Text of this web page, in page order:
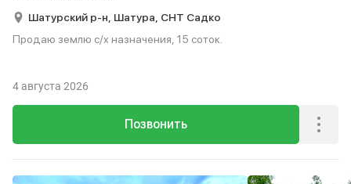
Шатурский р-н, Шатура, СНТ Садко
Продаю землю с/х назначения, 15 соток.
Позвонить
4 августа 2026